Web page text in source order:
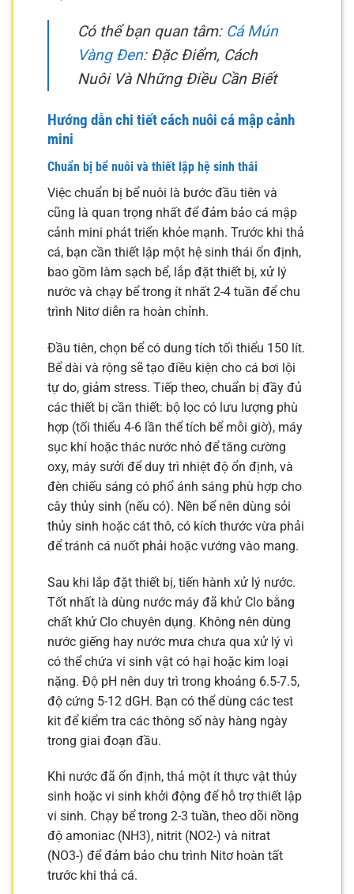
Có thể bạn quan tâm: Cá Mún
Vàng Đen: Đặc Điểm, Cách
Nuôi Và Những Điều Cần Biết
Hướng dẫn chi tiết cách nuôi cá mập cảnh
mini
Chuẩn bị bể nuôi và thiết lập hệ sinh thái
Việc chuẩn bị bể nuôi là bước đầu tiên và
cũng là quan trọng nhất để đảm bảo cá mập
cảnh mini phát triển khỏe mạnh. Trước khi thả
cá, bạn cần thiết lập một hệ sinh thái ổn định,
bao gồm làm sạch bể, lắp đặt thiết bị, xử lý
nước và chạy bể trong ít nhất 2-4 tuần để chu
trình Nitơ diễn ra hoàn chỉnh.
Đầu tiên, chọn bể có dung tích tối thiểu 150 lít.
Bể dài và rộng sẽ tạo điều kiện cho cá bơi lội
tự do, giảm stress. Tiếp theo, chuẩn bị đầy đủ
các thiết bị cần thiết: bộ lọc có lưu lượng phù
hợp (tối thiểu 4-6 lần thể tích bể mỗi giờ), máy
sục khí hoặc thác nước nhỏ để tăng cường
oxy, máy sưởi để duy trì nhiệt độ ổn định, và
đèn chiếu sáng có phổ ánh sáng phù hợp cho
cây thủy sinh (nếu có). Nền bể nên dùng sỏi
thủy sinh hoặc cát thô, có kích thước vừa phải
để tránh cá nuốt phải hoặc vướng vào mang.
Sau khi lắp đặt thiết bị, tiến hành xử lý nước.
Tốt nhất là dùng nước máy đã khử Clo bằng
chất khử Clo chuyên dụng. Không nên dùng
nước giếng hay nước mưa chưa qua xử lý vì
có thể chứa vi sinh vật có hại hoặc kim loại
nặng. Độ pH nên duy trì trong khoảng 6.5-7.5,
độ cứng 5-12 dGH. Bạn có thể dùng các test
kit để kiểm tra các thông số này hàng ngày
trong giai đoạn đầu.
Khi nước đã ổn định, thả một ít thực vật thủy
sinh hoặc vi sinh khởi động để hỗ trợ thiết lập
vi sinh. Chạy bể trong 2-3 tuần, theo dõi nồng
độ amoniac (NH3), nitrit (NO2-) và nitrat
(NO3-) để đảm bảo chu trình Nitơ hoàn tất
trước khi thả cá.